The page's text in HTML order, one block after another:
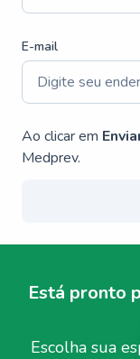
E-mail
Ao clicar em
Medprev.
Está pronto
Escolha sua